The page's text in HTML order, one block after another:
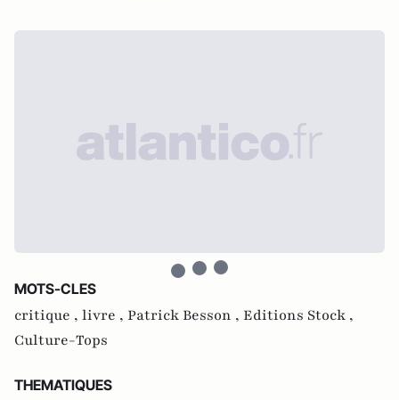
MOTS-CLES
critique , livre , Patrick Besson , Editions Stock ,
Culture-Tops
THEMATIQUES